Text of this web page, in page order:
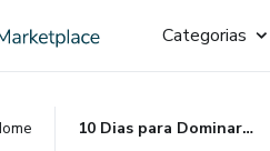
Categorias
10 Dias para Dominar a Natação Infantil e Estratégias para Crianças Atípicas: Um Guia Prático e Acessível